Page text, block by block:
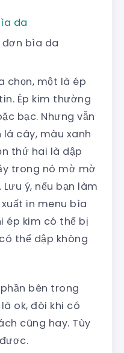
đơn bìa da
chọn, một là ép
Ép kim thường
bạc. Nhưng vẫn
cây, màu xanh
thứ hai là dập
trong nó mờ mờ
ý, nếu bạn làm
in menu bìa
ép kim có thể bị
thể dập không
bên trong
ok, đôi khi có
cũng hay. Tùy